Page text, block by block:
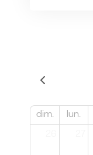
dim. lun.